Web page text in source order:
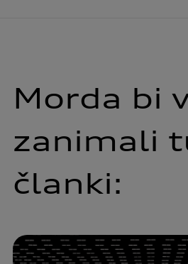
Morda bi
zanimali
članki: